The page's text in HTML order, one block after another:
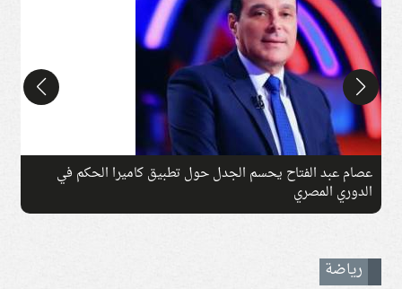
عصام عبد الفتاح يحسم الجدل حول تطبيق كاميرا الحكم في
الدوري المصري
رياضة